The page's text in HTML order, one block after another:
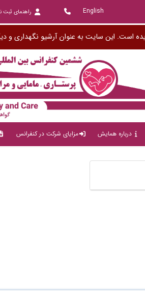
English راهنمای ثبت
است. این سایت به عنوان آرشیو نگهداری و
درباره همایش مزایای شرکت در کنفرانس